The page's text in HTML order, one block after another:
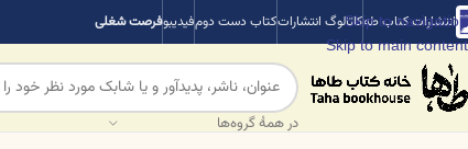
Skip to navigation
Skip to main content
انتشارات کتاب طهکاتالوگ انتشاراتکتاب دست دومفیدیبوفرصت شغلی
در همهٔ گروه‌ها